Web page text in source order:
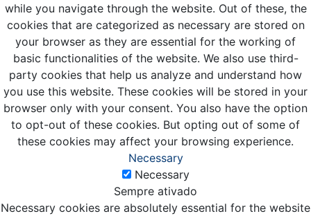
while you navigate through the website. Out of these, the
cookies that are categorized as necessary are stored on
your browser as they are essential for the working of
basic functionalities of the website. We also use third-
party cookies that help us analyze and understand how
you use this website. These cookies will be stored in your
browser only with your consent. You also have the option
to opt-out of these cookies. But opting out of some of
these cookies may affect your browsing experience.
Necessary
Necessary
Sempre ativado
Necessary cookies are absolutely essential for the website